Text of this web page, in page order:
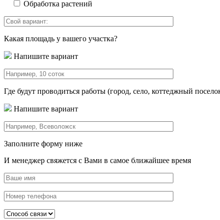
Обработка растений
Какая площадь у вашего участка?
Напишите вариант
Где будут проводиться работы (город, село, коттеджный
Напишите вариант
Заполните форму ниже
И менеджер свяжется с Вами в самое ближайшее время